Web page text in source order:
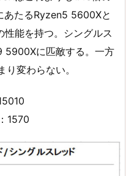
あたるRyzen5 5600Xと
能を持つ。シングルス
5900Xに匹敵する。一方
変わらない。
1570